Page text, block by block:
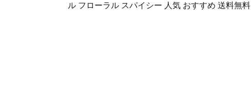
ル フローラル スパイシー 人気 おすすめ 送料無料